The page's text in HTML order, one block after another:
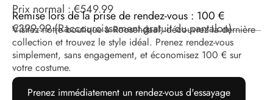
Prix ​​normal :€549.99
Remise lors de la prise de rendez-vous : 100 €
€399.99(Raccourcissement gratuit du pantalon)
Visitez notre boutique à Roosendaal, découvrez la dernière
collection et trouvez le style idéal. Prenez rendez-vous
simplement, sans engagement, et économisez 100 € sur
votre costume.
Prenez immédiatement un rendez-vous d'essayage